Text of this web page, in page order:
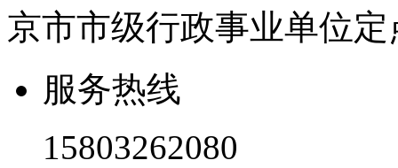
京市市级行政事业单位
服务热线
15803262080